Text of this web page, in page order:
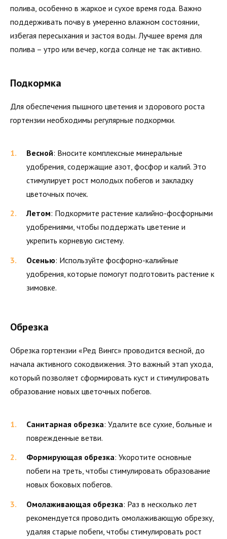
полива, особенно в жаркое и сухое время года. Важно
поддерживать почву в умеренно влажном состоянии,
избегая пересыхания и застоя воды. Лучшее время для
полива – утро или вечер, когда солнце не так активно.
Подкормка
Для обеспечения пышного цветения и здорового роста
гортензии необходимы регулярные подкормки.
Весной: Вносите комплексные минеральные
удобрения, содержащие азот, фосфор и калий. Это
стимулирует рост молодых побегов и закладку
цветочных почек.
Летом: Подкормите растение калийно-фосфорными
удобрениями, чтобы поддержать цветение и
укрепить корневую систему.
Осенью: Используйте фосфорно-калийные
удобрения, которые помогут подготовить растение к
зимовке.
Обрезка
Обрезка гортензии «Ред Вингс» проводится весной, до
начала активного сокодвижения. Это важный этап ухода,
который позволяет сформировать куст и стимулировать
образование новых цветочных побегов.
Санитарная обрезка: Удалите все сухие, больные и
поврежденные ветви.
Формирующая обрезка: Укоротите основные
побеги на треть, чтобы стимулировать образование
новых боковых побегов.
Омолаживающая обрезка: Раз в несколько лет
рекомендуется проводить омолаживающую обрезку,
удаляя старые побеги, чтобы стимулировать рост